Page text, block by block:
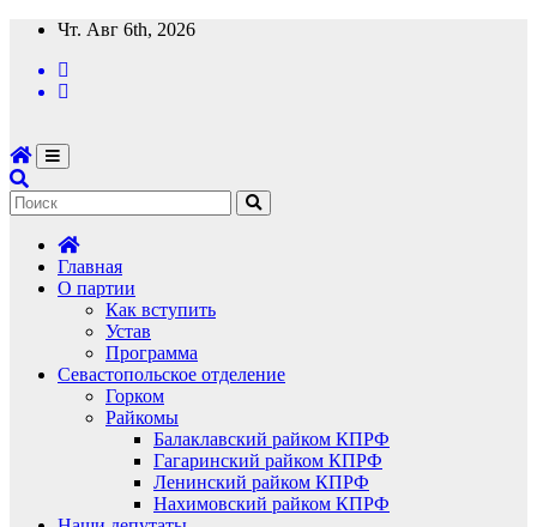
Перейти
содержимому
Чт. Авг 6th, 2026
Главная
О партии
Как вступить
Устав
Программа
Севастопольское отделение
Горком
Райкомы
Балаклавский райком КПРФ
Гагаринский райком КПРФ
Ленинский райком КПРФ
Нахимовский райком КПРФ